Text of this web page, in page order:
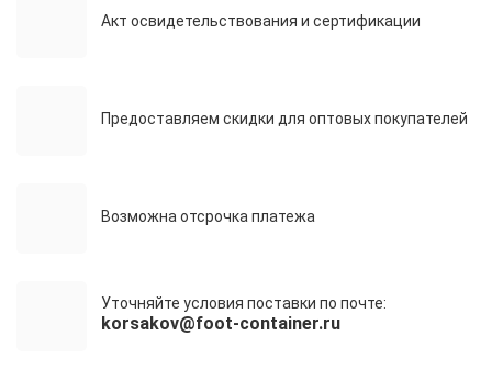
Акт освидетельствования и сертификации
Предоставляем скидки для оптовых покупателей
Возможна отсрочка платежа
Уточняйте условия поставки по почте:
korsakov@foot-container.ru